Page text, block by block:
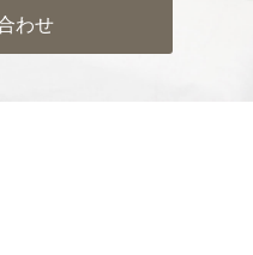
わせ